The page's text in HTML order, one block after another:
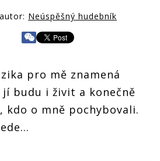
Neúspěšný hudebník
pro mě znamená
jí budu i živit a konečně
kdo o mně pochybovali.